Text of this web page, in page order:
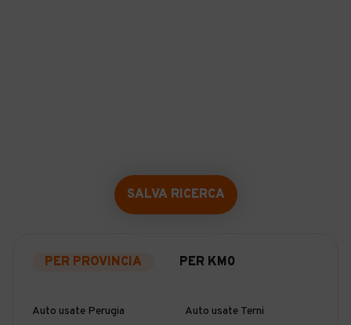
SALVA RICERCA
PER PROVINCIA PER KM0
Auto usate Perugia Auto usate Terni